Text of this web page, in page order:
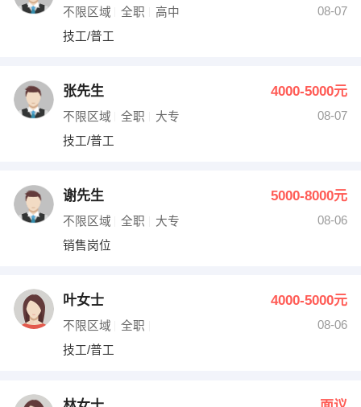
不限区域 全职 高中
08-07
技工/普工
张先生 4000-5000元
不限区域 全职 大专
08-07
技工/普工
谢先生 5000-8000元
不限区域 全职 大专
08-06
销售岗位
叶女士 4000-5000元
不限区域 全职
08-06
技工/普工